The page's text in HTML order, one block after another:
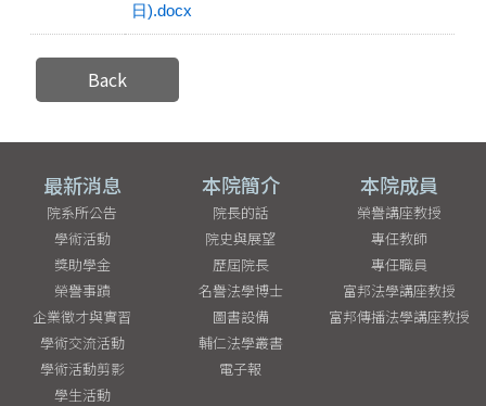
日).docx
Back
最新消息
院系所公告
學術活動
獎助學金
榮譽事蹟
企業徵才與實習
學術交流活動
學術活動剪影
學生活動
本院簡介
院長的話
院史與展望
歷屆院長
名譽法學博士
圖書設備
輔仁法學叢書
電子報
本院成員
榮譽講座教授
專任教師
專任職員
富邦法學講座教授
富邦傳播法學講座教授